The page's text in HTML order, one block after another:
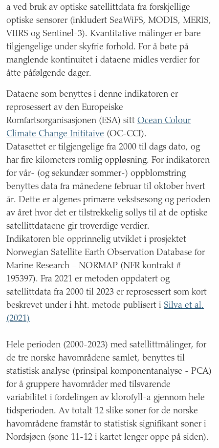
status
for
sist
oppdatert,
oppdatering,
ansvarlig
etat,
kontaktinformasjon,
datasett
og
hvem
grunnlaget
også
rapporteres
til.
a ved bruk av optiske satellittdata fra forskjellige
optiske sensorer (inkludert SeaWiFS, MODIS, MERIS,
VIIRS og Sentinel-3). Kvantitative målinger er bare
tilgjengelige under skyfrie forhold. For å bøte på
manglende kontinuitet i dataene midles verdier for
åtte påfølgende dager.
Dataene som benyttes i denne indikatoren er
reprosessert av den Europeiske
Romfartsorganisasjonen (ESA) sitt Ocean Colour
Climate Change Inititaive (OC-CCI).
Datasettet er tilgjengelige fra 2000 til dags dato, og
har fire kilometers romlig oppløsning. For indikatoren
for vår- (og sekundær sommer-) oppblomstring
benyttes data fra månedene februar til oktober hvert
år. Dette er algenes primære vekstsesong og perioden
av året hvor det er tilstrekkelig sollys til at de optiske
satellittdataene gir troverdige verdier.
Indikatoren ble opprinnelig utviklet i prosjektet
Norwegian Satellite Earth Observation Database for
Marine Research – NORMAP (NFR kontrakt #
195397). Fra 2021 er metoden oppdatert og
satellittdata fra 2000 til 2023 er reprosessert som kort
beskrevet under i hht. metode publisert i Silva et al.
(2021)
Hele perioden (2000-2023) med satellittmålinger, for
de tre norske havområdene samlet, benyttes til
statistisk analyse (prinsipal komponentanalyse - PCA)
for å gruppere havområder med tilsvarende
variabilitet i fordelingen av klorofyll-a gjennom hele
tidsperioden. Av totalt 12 slike soner for de norske
havområdene framstår to statistisk signifikant soner i
Nordsjøen (sone 11-12 i kartet lenger oppe på siden).